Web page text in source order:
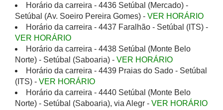
Horário da carreira - 4436 Setúbal (Mercado) -
Setúbal (Av. Soeiro Pereira Gomes) - VER HORÁRIO
Horário da carreira - 4437 Faralhão - Setúbal (ITS) -
VER HORÁRIO
Horário da carreira - 4438 Setúbal (Monte Belo
Norte) - Setúbal (Saboaria) - VER HORÁRIO
Horário da carreira - 4439 Praias do Sado - Setúbal
(ITS) - VER HORÁRIO
Horário da carreira - 4440 Setúbal (Monte Belo
Norte) - Setúbal (Saboaria), via Alegr - VER HORÁRIO